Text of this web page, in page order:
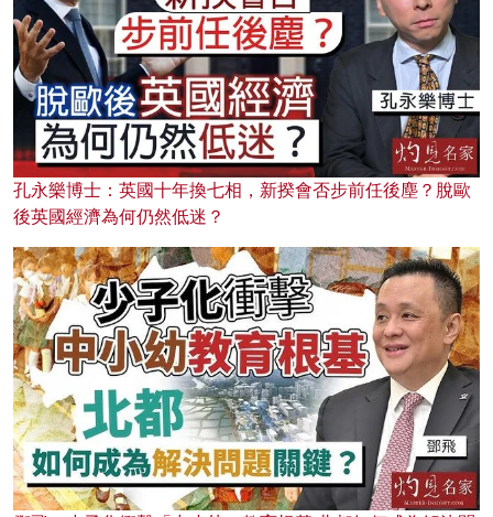
孔永樂博士：英國十年換七相，新揆會否步前任後塵？脫歐
後英國經濟為何仍然低迷？